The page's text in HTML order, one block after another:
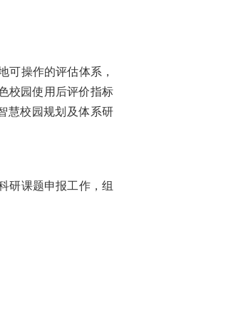
可操作的评估体系，
校园使用后评价指标
慧校园规划及体系研
研课题申报工作，组